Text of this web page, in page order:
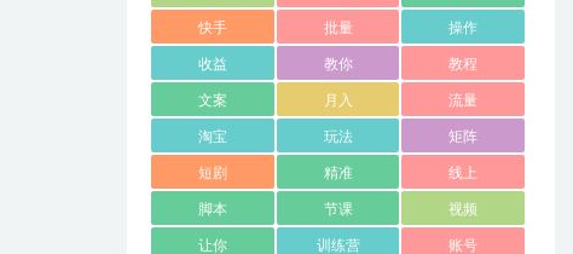
快手 批量 操作
收益 教你 教程
文案 月入 流量
淘宝 玩法 矩阵
短剧 精准 线上
脚本 节课 视频
让你 训练营 账号